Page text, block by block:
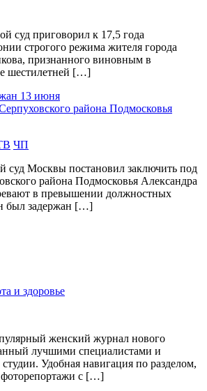
суд приговорил к 17,5 года
строгого режима жителя города
признанного виновным в
шестилетней […]
района Подмосковья
ЧП
суд Москвы постановил заключить под
района Подмосковья Александра
в превышении должностных
был задержан […]
и здоровье
женский журнал нового
лучшими специалистами и
Удобная навигация по разделом,
фоторепортажи с […]